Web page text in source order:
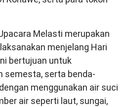
Melasti merupakan
menjelang Hari
bertujuan untuk
semesta, serta benda-
menggunakan air suci
air seperti laut, sungai,